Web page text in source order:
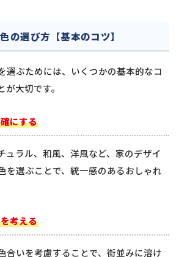
の選び方【基本のコツ】
選ぶためには、いくつかの基本的なコ
大切です。
にする
ュラル、和風、洋風など、家のデザイ
を選ぶことで、統一感のあるおしゃれ
考える
合いを考慮することで、街並みに溶け